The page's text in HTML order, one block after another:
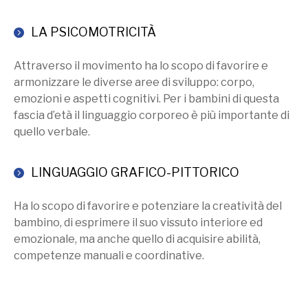
LA PSICOMOTRICITÀ
Attraverso il movimento ha lo scopo di favorire e
armonizzare le diverse aree di sviluppo: corpo,
emozioni e aspetti cognitivi. Per i bambini di questa
fascia d’età il linguaggio corporeo è più importante di
quello verbale.
LINGUAGGIO GRAFICO-PITTORICO
Ha lo scopo di favorire e potenziare la creatività del
bambino, di esprimere il suo vissuto interiore ed
emozionale, ma anche quello di acquisire abilità,
competenze manuali e coordinative.